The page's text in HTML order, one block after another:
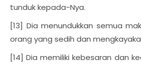
tunduk kepada-Nya.
[13] Dia menundukkan semua
orang yang sedih dan
[14] Dia memiliki kebesaran dan